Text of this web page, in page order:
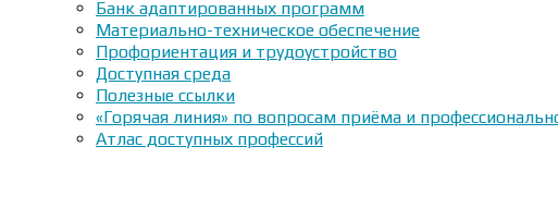
Банк адаптированных программ
Материально-техническое обеспечение
Профориентация и трудоустройство
Доступная среда
Полезные ссылки
«Горячая линия» по вопросам приёма и
Атлас доступных профессий